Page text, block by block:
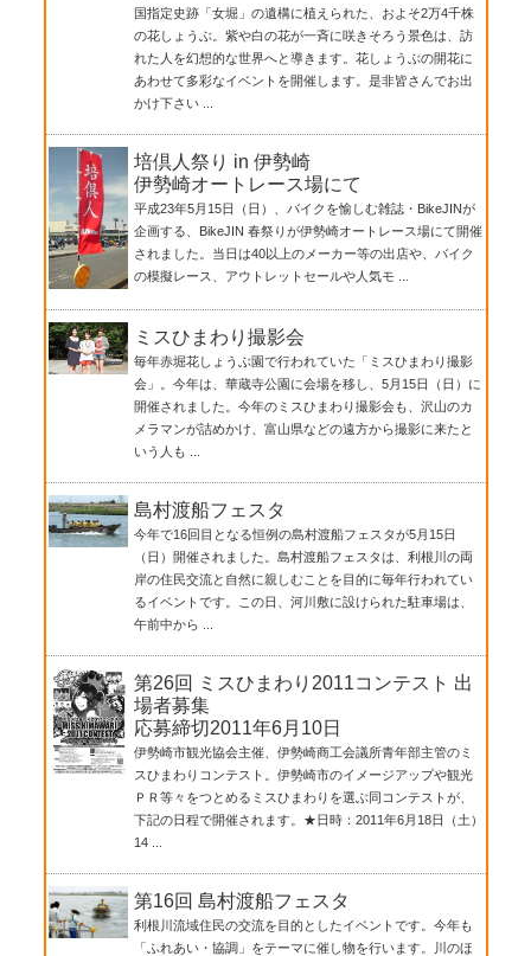
国指定史跡「女堀」の遺構に植えられた、およそ2万4千株
の花しょうぶ。紫や白の花が一斉に咲きそろう景色は、訪
れた人を幻想的な世界へと導きます。花しょうぶの開花に
あわせて多彩なイベントを開催します。是非皆さんでお出
かけ下さい ...
培倶人祭り in 伊勢崎
伊勢崎オートレース場にて
平成23年5月15日（日）、バイクを愉しむ雑誌・BikeJINが
企画する、BikeJIN 春祭りが伊勢崎オートレース場にて開催
されました。当日は40以上のメーカー等の出店や、バイク
の模擬レース、アウトレットセールや人気モ ...
ミスひまわり撮影会
毎年赤堀花しょうぶ園で行われていた「ミスひまわり撮影
会」。今年は、華蔵寺公園に会場を移し、5月15日（日）に
開催されました。今年のミスひまわり撮影会も、沢山のカ
メラマンが詰めかけ、富山県などの遠方から撮影に来たと
いう人も ...
島村渡船フェスタ
今年で16回目となる恒例の島村渡船フェスタが5月15日
（日）開催されました。島村渡船フェスタは、利根川の両
岸の住民交流と自然に親しむことを目的に毎年行われてい
るイベントです。この日、河川敷に設けられた駐車場は、
午前中から ...
第26回 ミスひまわり2011コンテスト 出
場者募集
応募締切2011年6月10日
伊勢崎市観光協会主催、伊勢崎商工会議所青年部主管のミ
スひまわりコンテスト。伊勢崎市のイメージアップや観光
ＰＲ等々をつとめるミスひまわりを選ぶ同コンテストが、
下記の日程で開催されます。★日時：2011年6月18日（土）
14 ...
第16回 島村渡船フェスタ
利根川流域住民の交流を目的としたイベントです。今年も
「ふれあい・協調」をテーマに催し物を行います。川のほ